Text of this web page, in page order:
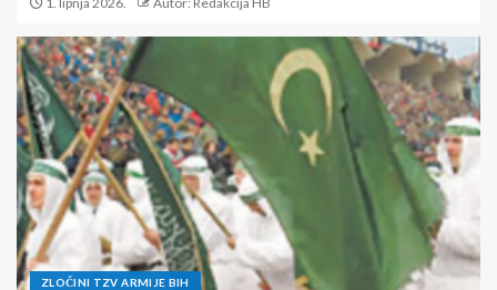
ZLOČINI TZV ARMIJE BIH